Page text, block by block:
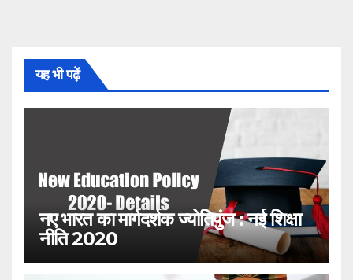
यह भी पढ़ें
नए भारत का मार्गदर्शक ज्योतिपुंज : नई शिक्षा
नीति 2020